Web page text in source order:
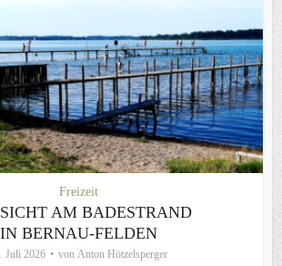
Freizeit
AM BADESTRAND
IN BERNAU-FELDEN
Juli 2026 von Anton Hötzelsperger